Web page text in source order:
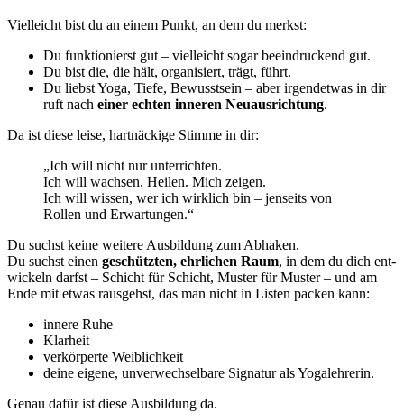
Vielleicht bist du an einem Punkt, an dem du merkst:
Du funktionierst gut – vielleicht sogar beeindruckend gut.
Du bist die, die hält, organisiert, trägt, führt.
Du liebst Yoga, Tiefe, Bewusstsein – aber irgendetwas in dir
ruft nach einer echten inneren Neuausrichtung.
Da ist diese leise, hartnäckige Stimme in dir:
„Ich will nicht nur unterrichten.
Ich will wachsen. Heilen. Mich zeigen.
Ich will wissen, wer ich wirklich bin – jenseits von
Rollen und Erwartungen.“
Du suchst keine weitere Ausbildung zum Abhaken.
Du suchst einen geschützten, ehrlichen Raum, in dem du dich ent-
wickeln darfst – Schicht für Schicht, Muster für Muster – und am
Ende mit etwas rausgehst, das man nicht in Listen packen kann:
innere Ruhe
Klarheit
verkörperte Weiblichkeit
deine eigene, unverwechselbare Signatur als Yogalehrerin.
Genau dafür ist diese Ausbildung da.